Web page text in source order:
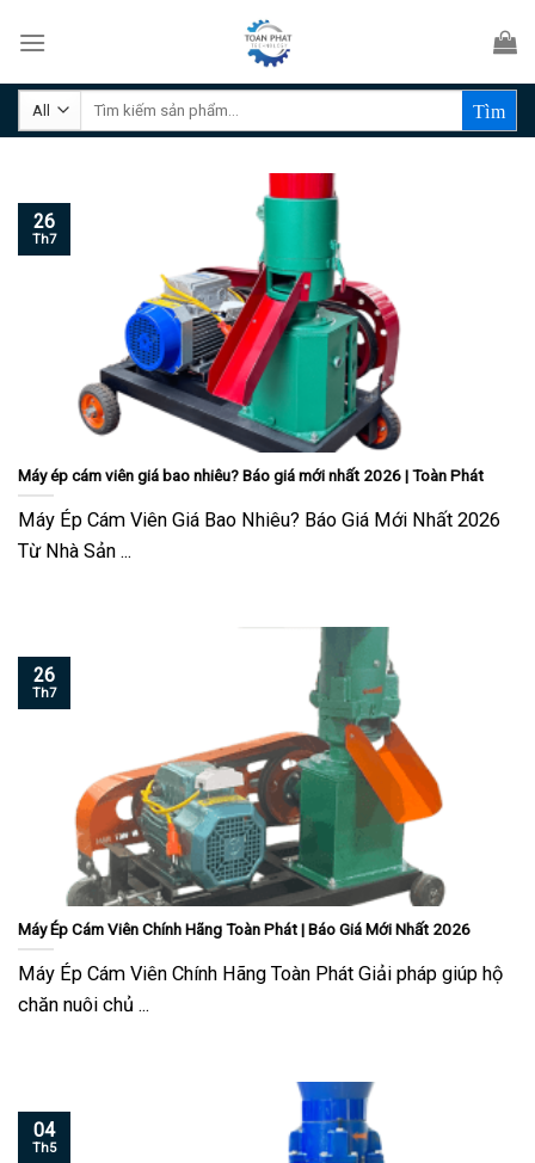
Tìm
Máy ép cám viên giá bao nhiêu? Báo giá mới nhất 2026 | Toàn Phát
Máy Ép Cám Viên Giá Bao Nhiêu? Báo Giá Mới Nhất 2026
Từ Nhà Sản ...
26
Th7
Máy Ép Cám Viên Chính Hãng Toàn Phát | Báo Giá Mới Nhất 2026
Máy Ép Cám Viên Chính Hãng Toàn Phát Giải pháp giúp hộ
chăn nuôi chủ ...
26
Th7
04
Th5